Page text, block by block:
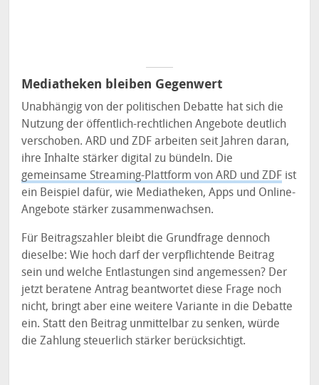
Mediatheken bleiben Gegenwert
Unabhängig von der politischen Debatte hat sich die
Nutzung der öffentlich-rechtlichen Angebote deutlich
verschoben. ARD und ZDF arbeiten seit Jahren daran,
ihre Inhalte stärker digital zu bündeln. Die
gemeinsame Streaming-Plattform von ARD und ZDF ist
ein Beispiel dafür, wie Mediatheken, Apps und Online-
Angebote stärker zusammenwachsen.
Für Beitragszahler bleibt die Grundfrage dennoch
dieselbe: Wie hoch darf der verpflichtende Beitrag
sein und welche Entlastungen sind angemessen? Der
jetzt beratene Antrag beantwortet diese Frage noch
nicht, bringt aber eine weitere Variante in die Debatte
ein. Statt den Beitrag unmittelbar zu senken, würde
die Zahlung steuerlich stärker berücksichtigt.